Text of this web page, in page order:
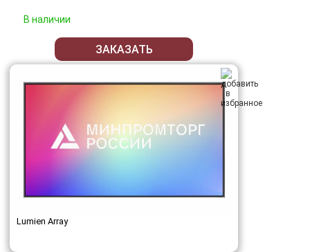
В наличии
ЗАКАЗАТЬ
Lumien Array